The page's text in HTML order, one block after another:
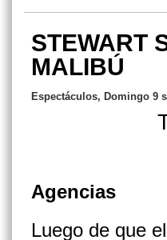
STEWART
MALIBÚ
Espectáculos, Domingo 9
Agencias
Luego de que